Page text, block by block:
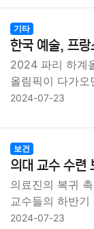
기타
한국 예술, 프
2024 파리 하계
올림픽이 다가
2024-07-23
보건
의대 교수 수련
의료진의 복귀
교수들의 하반
2024-07-23